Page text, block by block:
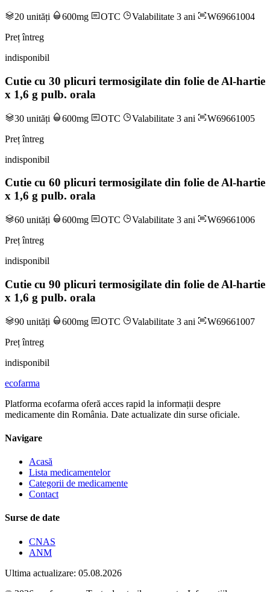
20 unități 600mg OTC Valabilitate 3 ani
W69661004
Preț întreg
indisponibil
Cutie cu 30 plicuri termosigilate din folie de Al-hartie
x 1,6 g pulb. orala
30 unități 600mg OTC Valabilitate 3 ani
W69661005
Preț întreg
indisponibil
Cutie cu 60 plicuri termosigilate din folie de Al-hartie
x 1,6 g pulb. orala
60 unități 600mg OTC Valabilitate 3 ani
W69661006
Preț întreg
indisponibil
Cutie cu 90 plicuri termosigilate din folie de Al-hartie
x 1,6 g pulb. orala
90 unități 600mg OTC Valabilitate 3 ani
W69661007
Preț întreg
indisponibil
ecofarma
Platforma ecofarma oferă acces rapid la informații despre
medicamente din România. Date actualizate din surse oficiale.
Navigare
Acasă
Lista medicamentelor
Categorii de medicamente
Contact
Surse de date
CNAS
ANM
Ultima actualizare: 05.08.2026